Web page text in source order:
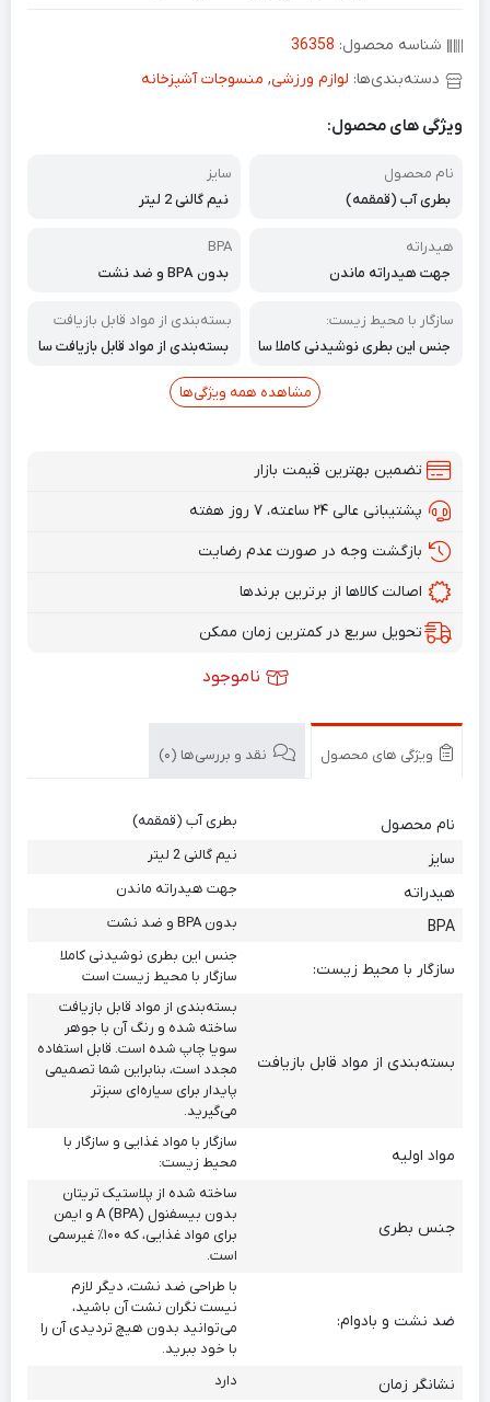
شناسه محصول: 36358
دسته‌بندی‌ها: لوازم ورزشی, منسوجات آشپزخانه
ویژگی های محصول:
نام محصول
بطری آب (قمقمه)
سایز
نیم گالنی 2 لیتر
هیدراته
جهت هیدراته ماندن
BPA
بدون BPA و ضد نشت
سازگار با محیط زیست:
جنس این بطری نوشیدنی کاملا سا
بسته‌بندی از مواد قابل بازیافت
بسته‌بندی از مواد قابل بازیافت سا
چاپ شده است. قابل استفاده مج
دد است، بنابراین شما تصمیمی پای
مشاهده همه ویژگی‌ها
تضمین بهترین قیمت بازار
پشتیبانی عالی ۲۴ ساعته، ۷ روز هفته
بازگشت وجه در صورت عدم رضایت
اصالت کالاها از برترین برندها
تحویل سریع در کمترین زمان ممکن
ناموجود
ویژگی های محصول نقد و بررسی‌ها (0)
نام محصول بطری آب (قمقمه)
سایز نیم گالنی 2 لیتر
هیدراته جهت هیدراته ماندن
BPA بدون BPA و ضد نشت
سازگار با محیط زیست:
جنس این بطری نوشیدنی کاملا
سازگار با محیط زیست است
بسته‌بندی از مواد قابل بازیافت
بسته‌بندی از مواد قابل بازیافت
ساخته شده و رنگ آن با جوهر
سویا چاپ شده است. قابل استفاده
مجدد است، بنابراین شما تصمیمی
پایدار برای سیاره‌ای سبزتر
می‌گیرید.
مواد اولیه
سازگار با مواد غذایی و سازگار با
محیط زیست:
جنس بطری
ساخته شده از پلاستیک تریتان
بدون بیسفنول A (BPA) و ایمن
برای مواد غذایی، که ۱۰۰٪ غیرسمی
است.
ضد نشت و بادوام:
با طراحی ضد نشت، دیگر لازم
نیست نگران نشت آن باشید،
می‌توانید بدون هیچ تردیدی آن را
با خود ببرید.
نشانگر زمان دارد